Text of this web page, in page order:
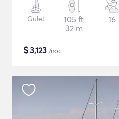
Gulet
105 ft
32 m
16
$3,123 /noc